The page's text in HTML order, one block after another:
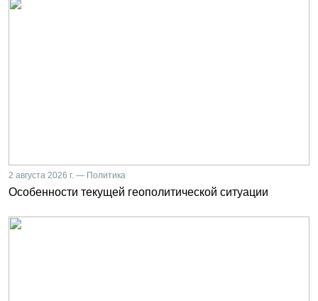
2 августа 2026 г. — Политика
Особенности текущей геополитической ситуации